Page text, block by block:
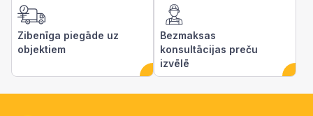
Zibenīga piegāde uz
objektiem
Bezmaksas
konsultācijas preču
izvēlē